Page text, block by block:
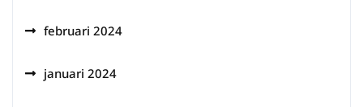
februari 2024
januari 2024